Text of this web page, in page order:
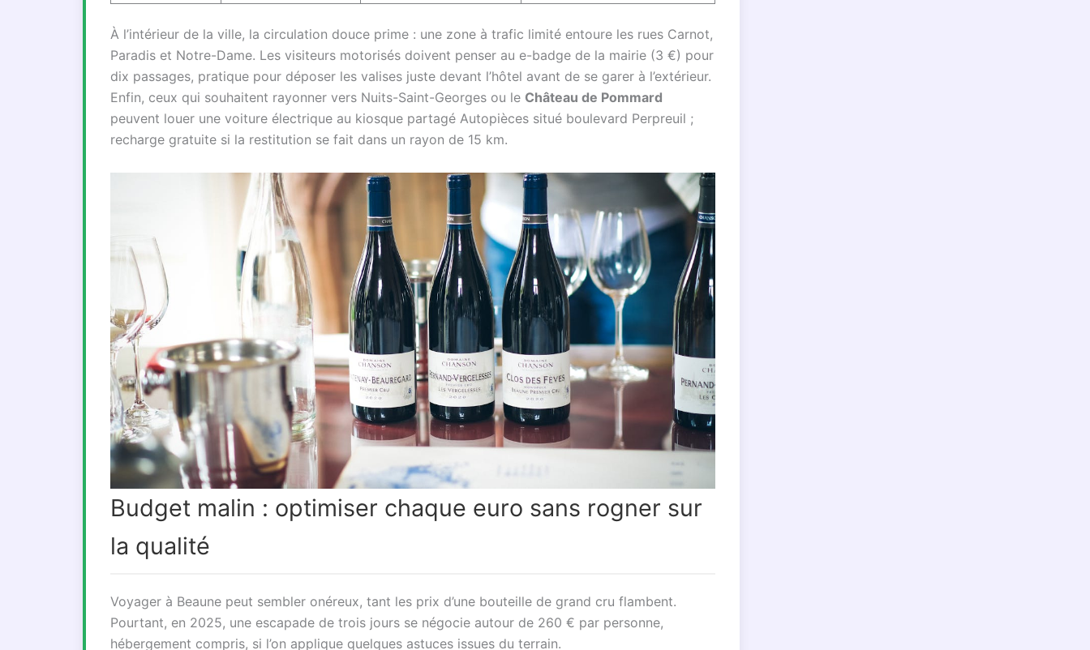
À l’intérieur de la ville, la circulation douce prime : une zone à trafic limité entoure les rues Carnot,
Paradis et Notre-Dame. Les visiteurs motorisés doivent penser au e-badge de la mairie (3 €) pour
dix passages, pratique pour déposer les valises juste devant l’hôtel avant de se garer à l’extérieur.
Enfin, ceux qui souhaitent rayonner vers Nuits-Saint-Georges ou le Château de Pommard
peuvent louer une voiture électrique au kiosque partagé Autopièces situé boulevard Perpreuil ;
recharge gratuite si la restitution se fait dans un rayon de 15 km.
Budget malin : optimiser chaque euro sans rogner sur
la qualité
Voyager à Beaune peut sembler onéreux, tant les prix d’une bouteille de grand cru flambent.
Pourtant, en 2025, une escapade de trois jours se négocie autour de 260 € par personne,
hébergement compris, si l’on applique quelques astuces issues du terrain.